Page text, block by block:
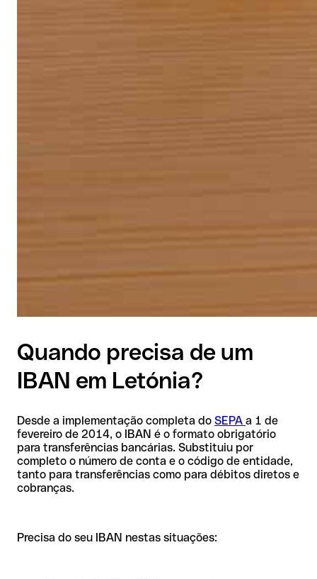
Quando precisa de um
IBAN em Letónia?
Desde a implementação completa do SEPA a 1 de
fevereiro de 2014, o IBAN é o formato obrigatório
para transferências bancárias. Substituiu por
completo o número de conta e o código de entidade,
tanto para transferências como para débitos diretos e
cobranças.
Precisa do seu IBAN nestas situações: